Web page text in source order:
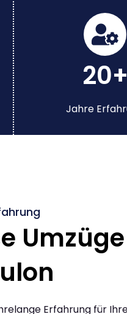
20+
Jahre
Umzüge
Erfahrung für